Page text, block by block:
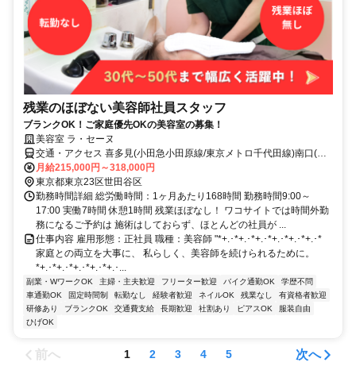
残業のほぼない美容師社員スタッフ
ブランクOK！ご家庭優先OKの美容室の募集！
美容室 ラ・セーヌ
交通・アクセス 喜多見(小田急小田原線/東京メトロ千代田線)南口(約1
分),狛江(小田急小田原線/小田急江ノ島線)南口(約15分),成城学園前(小
田急小田原線/東京メトロ千代田線)西口(約16分)
月給215,000円～318,000円
東京都東京23区世田谷区
勤務時間詳細 総労働時間：1ヶ月あたり168時間 勤務時間9:00～
17:00 実働7時間 休憩1時間 残業ほぼなし！ ワコサイトでは時間外勤
務になるご予約は 施術はしておらず、ほとんどの社員が ...
仕事内容 雇用形態：正社員 職種：美容師 "*+.･*+.･*+.･*+.･*+.･*+.･*
家庭との両立を大事に、 私らしく、美容師を続けられるために。
*+.･*+.･*+.･*+.･*+.･...
副業・WワークOK 主婦・主夫歓迎 フリーター歓迎 バイク通勤OK
学歴不問
車通勤OK
固定時間制 転勤なし 経験者歓迎 ネイルOK 残業なし
有資格者歓迎
研修あり
ブランクOK 交通費支給 長期歓迎 社割あり ピアスOK
服装自由
ひげOK
前へ 1 2 3 4 5 次へ